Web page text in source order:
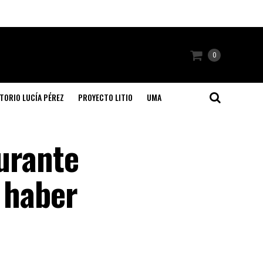
0
LUCÍA PÉREZ PROYECTO LITIO UMA